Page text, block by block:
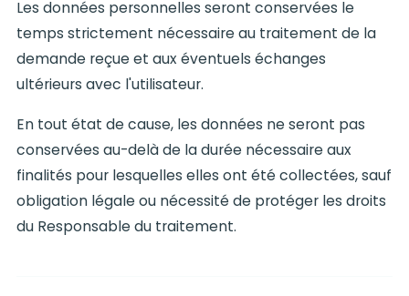
Les données personnelles seront conservées le
temps strictement nécessaire au traitement de la
demande reçue et aux éventuels échanges
ultérieurs avec l'utilisateur.
En tout état de cause, les données ne seront pas
conservées au-delà de la durée nécessaire aux
finalités pour lesquelles elles ont été collectées, sauf
obligation légale ou nécessité de protéger les droits
du Responsable du traitement.